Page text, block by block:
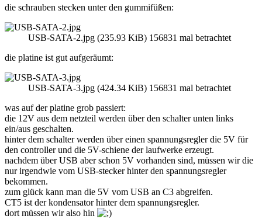
die schrauben stecken unter den gummifüßen:
USB-SATA-2.jpg (235.93 KiB) 156831 mal betrachtet
die platine ist gut aufgeräumt:
USB-SATA-3.jpg (424.34 KiB) 156831 mal betrachtet
was auf der platine grob passiert:
die 12V aus dem netzteil werden über den schalter unten links
ein/aus geschalten.
hinter dem schalter werden über einen spannungsregler die 5V für
den controller und die 5V-schiene der laufwerke erzeugt.
nachdem über USB aber schon 5V vorhanden sind, müssen wir die
nur irgendwie vom USB-stecker hinter den spannungsregler
bekommen.
zum glück kann man die 5V vom USB an C3 abgreifen.
CT5 ist der kondensator hinter dem spannungsregler.
dort müssen wir also hin